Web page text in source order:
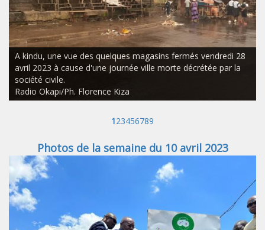
A kindu, une vue des quelques magasins fermés vendredi 28
avril 2023 à cause d'une journée ville morte décrétée par la
société civile.
Radio Okapi/Ph. Florence Kiza
123456789
Photos de la semaine du 10 avril 2023